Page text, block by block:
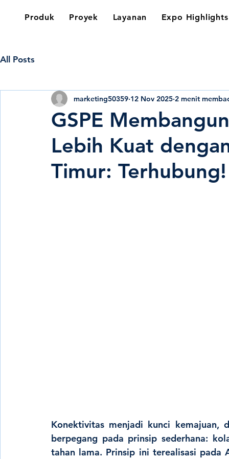
Produk Proyek Layanan Expo Highlights
All Posts
GSPE
Lebih Kuat
Timur: Terhubung!
marketing50359 12 Nov 2025 2 menit
Konektivitas menjadi kunci kemajuan,
berpegang pada prinsip sederhana:
tahan lama. Prinsip ini terealisasi pada